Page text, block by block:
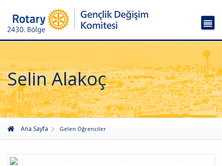
Selin Alakoç
Ana Sayfa Gelen Öğrenciler